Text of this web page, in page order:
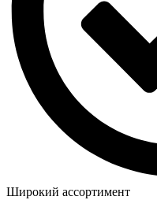
Широкий ассортимент